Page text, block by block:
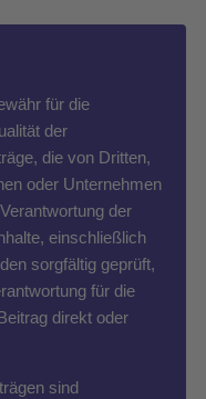
für die
der
die von Dritten,
oder Unternehmen
der
einschließlich
sorgfältig geprüft,
für die
direkt oder
sind